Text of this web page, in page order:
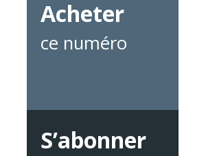
Acheter
ce numéro
S’abonner